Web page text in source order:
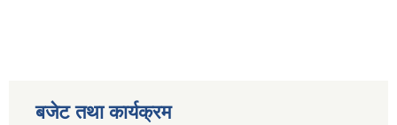
बजेट तथा कार्यक्रम